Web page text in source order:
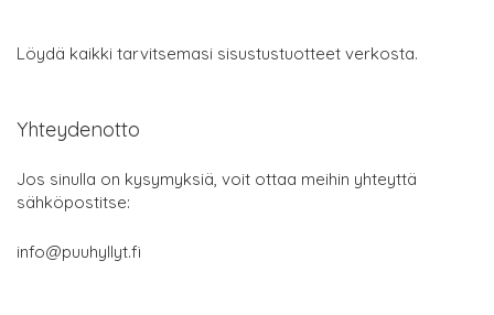
Löydä kaikki tarvitsemasi sisustustuotteet verkosta.
Yhteydenotto
Jos sinulla on kysymyksiä, voit ottaa meihin yhteyttä
sähköpostitse:
info@puuhyllyt.fi